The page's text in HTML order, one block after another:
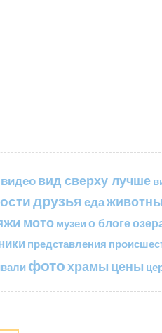
видеовид сверху лучше
друзьяеда
мото музеи о блоге
представления
фотохрамы цены